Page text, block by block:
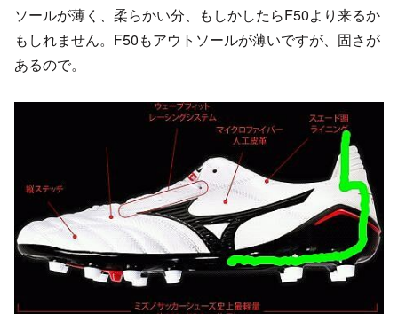
ソールが薄く、柔らかい分、もしかしたらF50より来るか
もしれません。F50もアウトソールが薄いですが、固さが
あるので。